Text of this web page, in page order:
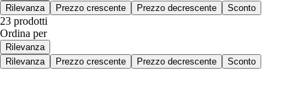
Rilevanza
Prezzo crescente Prezzo decrescente Sconto
23 prodotti
Ordina per
Rilevanza
Rilevanza
Prezzo crescente Prezzo decrescente Sconto